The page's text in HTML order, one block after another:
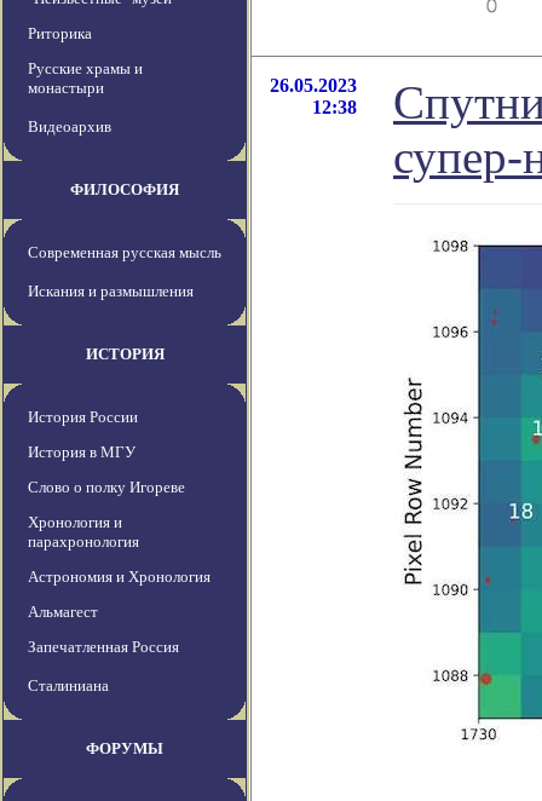
Риторика
Русские храмы и
монастыри
Видеоархив
ФИЛОСОФИЯ
Современная русская мысль
Искания и размышления
ИСТОРИЯ
История России
История в МГУ
Слово о полку Игореве
Хронология и
парахронология
Астрономия и Хронология
Альмагест
Запечатленная Россия
Сталиниана
ФОРУМЫ
26.05.2023
12:38
супер-